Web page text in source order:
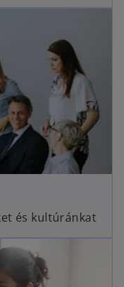
és kultúránkat